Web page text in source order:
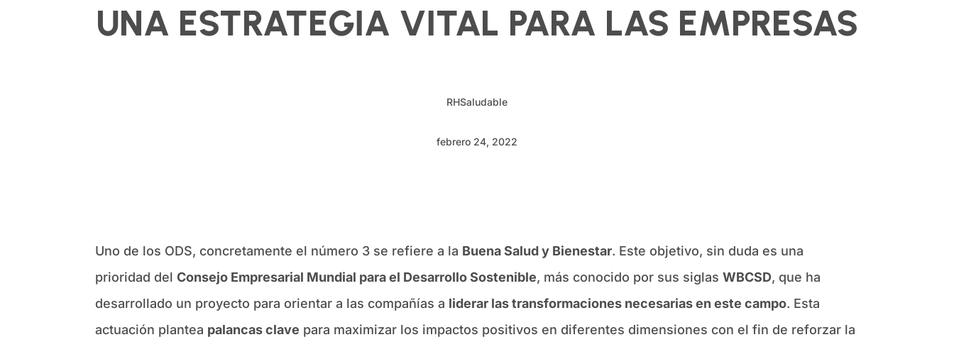
UNA ESTRATEGIA VITAL PARA LAS EMPRESAS
RHSaludable
febrero 24, 2022
Uno de los ODS, concretamente el número 3 se refiere a la Buena Salud y Bienestar. Este objetivo, sin duda es una
prioridad delConsejo Empresarial Mundial para el Desarrollo Sostenible, más conocido por sus siglasWBCSD, que ha
desarrollado un proyecto para orientar a las compañías a liderar las transformaciones necesarias en este campo. Esta
actuación plantea palancas clave para maximizar los impactos positivos en diferentes dimensiones con el fin de reforzar la